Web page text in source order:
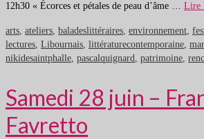
12h30 « Écorces et pétales de peau d’âme … Lire
arts, ateliers, baladeslittéraires, environnement,
lectures, Libournais, littératurecontemporaine,
nikidesaintphalle, pascalquignard, patrimoine,
Samedi 28 juin –
Favretto